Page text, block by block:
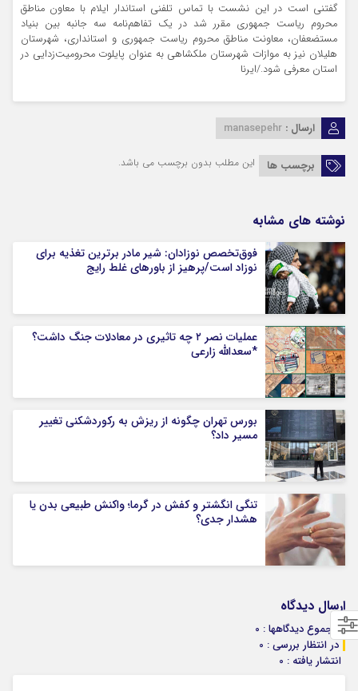
گفتنی است در این نشست با تماس تلفنی استاندار ایلام با معاون مناطق
محروم ریاست جمهوری مقرر شد در یک تفاهم‌نامه سه جانبه بین بنیاد
مستضعفان، معاونت مناطق محروم ریاست جمهوری و استانداری، شهرستان
هلیلان نیز به موازات شهرستان ملکشاهی به عنوان پایلوت محرومیت‌زدایی در
استان معرفی شود./ایرنا
ارسال : manasepehr
برچسب ها این مطلب بدون برچسب می باشد.
نوشته های مشابه
فوق‌تخصص نوزادان: شیر مادر برترین تغذیه برای
نوزاد است/پرهیز از باورهای غلط رایج
عملیات نصر ۲ چه تاثیری در معادلات جنگ داشت؟
*سعدالله زارعی
بورس تهران چگونه از ریزش به رکوردشکنی تغییر
مسیر داد؟
تنگی انگشتر و کفش در گرما؛ واکنش طبیعی بدن یا
هشدار جدی؟
ارسال دیدگاه
مجموع دیدگاهها : 0
در انتظار بررسی : 0
انتشار یافته : 0